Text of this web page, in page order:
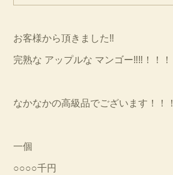
お客様から頂きました‼︎
完熟な アップルな マンゴー‼︎‼︎！！！
なかなかの高級品でございます！！！
一個
○○○○千円